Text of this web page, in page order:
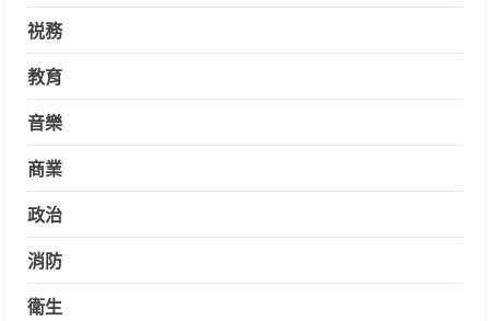
祱務
教育
音樂
商業
政治
消防
衛生